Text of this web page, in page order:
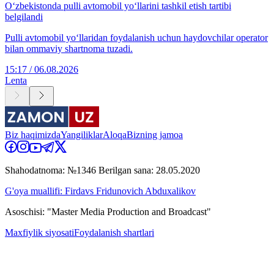
O‘zbekistonda pulli avtomobil yo‘llarini tashkil etish tartibi
belgilandi
Pulli avtomobil yo‘llaridan foydalanish uchun haydovchilar operator
bilan ommaviy shartnoma tuzadi.
15:17 / 06.08.2026
Lenta
Biz haqimizdaYangiliklarAloqaBizning jamoa
Shahodatnoma: №1346 Berilgan sana: 28.05.2020
G'oya muallifi: Firdavs Fridunovich Abduxalikov
Asoschisi: "Master Media Production and Broadcast"
Maxfiylik siyosatiFoydalanish shartlari